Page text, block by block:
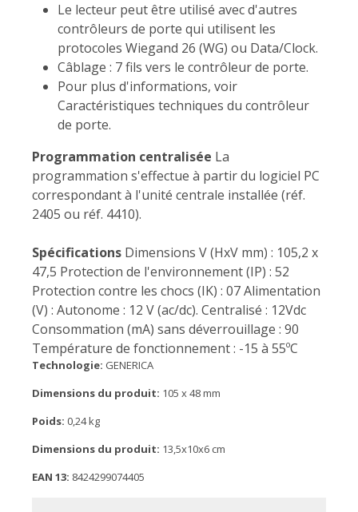
Le lecteur peut être utilisé avec d'autres
contrôleurs de porte qui utilisent les
protocoles Wiegand 26 (WG) ou Data/Clock.
Câblage : 7 fils vers le contrôleur de porte.
Pour plus d'informations, voir
Caractéristiques techniques du contrôleur
de porte.
Programmation centralisée La
programmation s'effectue à partir du logiciel PC
correspondant à l'unité centrale installée (réf.
2405 ou réf. 4410).
Spécifications Dimensions V (HxV mm) : 105,2 x
47,5 Protection de l'environnement (IP) : 52
Protection contre les chocs (IK) : 07 Alimentation
(V) : Autonome : 12 V (ac/dc). Centralisé : 12Vdc
Consommation (mA) sans déverrouillage : 90
Température de fonctionnement : -15 à 55ºC
Technologie: GENERICA
Dimensions du produit: 105 x 48 mm
Poids: 0,24 kg
Dimensions du produit: 13,5x10x6 cm
EAN 13: 8424299074405